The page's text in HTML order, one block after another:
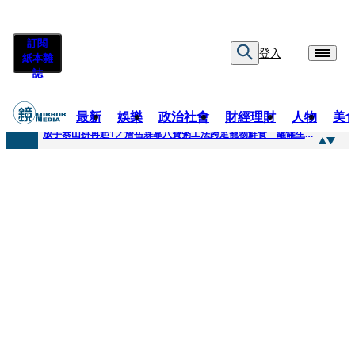
訂閱
紙本雜
誌
登入
最新 娛樂 政治社會 財經理財 人物 美
快訊
放手泰山拚再起1／詹岳霖靠八寶粥工法跨足寵物鮮食 罐罐生產前先請「叼嘴王后」試吃